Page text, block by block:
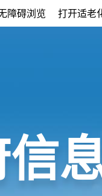
障碍浏览 打开适老